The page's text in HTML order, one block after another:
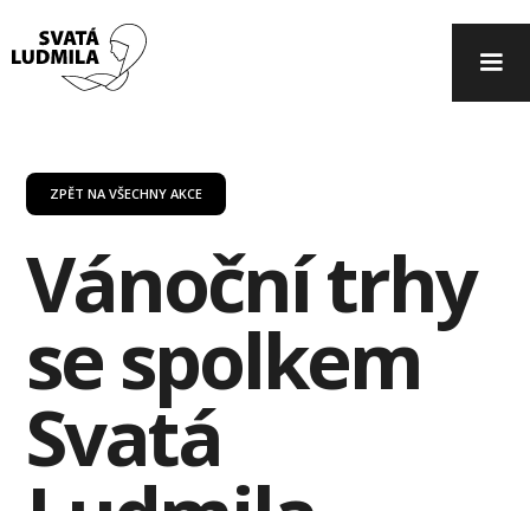
ZPĚT NA VŠECHNY AKCE
Vánoční trhy
se spolkem
Svatá